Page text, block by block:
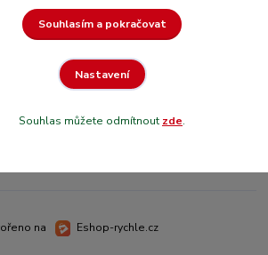
na Eshop-rychle.cz
Nastavení
Souhlasím a pokračovat
Souhlas můžete odmítnout zde.